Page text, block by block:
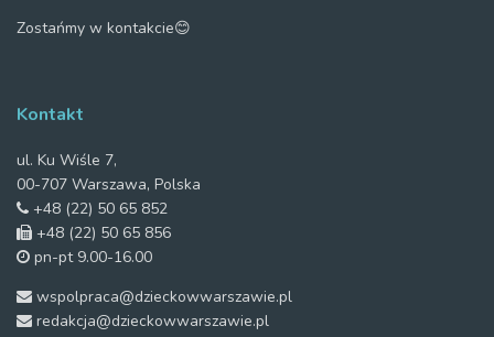
Zostańmy w kontakcie😊
Kontakt
ul. Ku Wiśle 7,
00-707 Warszawa, Polska
+48 (22) 50 65 852
+48 (22) 50 65 856
pn-pt 9.00-16.00
wspolpraca@dzieckowwarszawie.pl
redakcja@dzieckowwarszawie.pl